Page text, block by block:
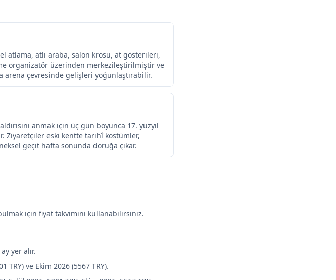
atlama, atlı araba, salon krosu, at gösterileri,
organizatör üzerinden merkezileştirilmiştir ve
arena çevresinde gelişleri yoğunlaştırabilir.
anmak için üç gün boyunca 17. yüzyıl
Ziyaretçiler eski kentte tarihî kostümler,
geçit hafta sonunda doruğa çıkar.
için fiyat takvimini kullanabilirsiniz.
yer alır.
TRY) ve Ekim 2026 (5567 TRY).